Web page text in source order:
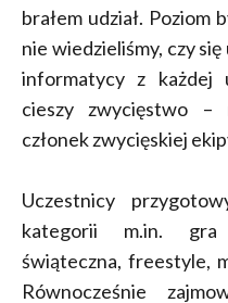
brałem udział. Poziom
nie wiedzieliśmy, czy
informatycy z każdej
cieszy zwycięstwo –
członek zwycięskiej
Uczestnicy
kategorii m.in. gra
świąteczna, freestyle,
Równocześnie